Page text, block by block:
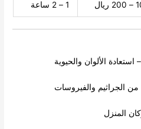
1 – 2 ساعة
– استعادة الألوان والحيوية
من الجراثيم والفيروسات
المنزل